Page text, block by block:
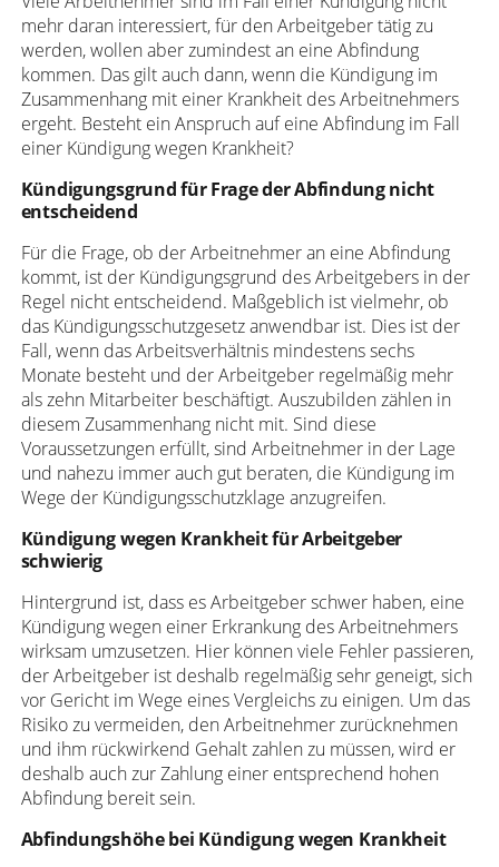
mehr daran interessiert, für den Arbeitgeber tätig zu
werden, wollen aber zumindest an eine Abfindung
kommen. Das gilt auch dann, wenn die Kündigung im
Zusammenhang mit einer Krankheit des Arbeitnehmers
ergeht. Besteht ein Anspruch auf eine Abfindung im Fall
einer Kündigung wegen Krankheit?
Kündigungsgrund für Frage der Abfindung nicht
entscheidend
Für die Frage, ob der Arbeitnehmer an eine Abfindung
kommt, ist der Kündigungsgrund des Arbeitgebers in der
Regel nicht entscheidend. Maßgeblich ist vielmehr, ob
das Kündigungsschutzgesetz anwendbar ist. Dies ist der
Fall, wenn das Arbeitsverhältnis mindestens sechs
Monate besteht und der Arbeitgeber regelmäßig mehr
als zehn Mitarbeiter beschäftigt. Auszubilden zählen in
diesem Zusammenhang nicht mit. Sind diese
Voraussetzungen erfüllt, sind Arbeitnehmer in der Lage
und nahezu immer auch gut beraten, die Kündigung im
Wege der Kündigungsschutzklage anzugreifen.
Kündigung wegen Krankheit für Arbeitgeber
schwierig
Hintergrund ist, dass es Arbeitgeber schwer haben, eine
Kündigung wegen einer Erkrankung des Arbeitnehmers
wirksam umzusetzen. Hier können viele Fehler passieren,
der Arbeitgeber ist deshalb regelmäßig sehr geneigt, sich
vor Gericht im Wege eines Vergleichs zu einigen. Um das
Risiko zu vermeiden, den Arbeitnehmer zurücknehmen
und ihm rückwirkend Gehalt zahlen zu müssen, wird er
deshalb auch zur Zahlung einer entsprechend hohen
Abfindung bereit sein.
Abfindungshöhe bei Kündigung wegen Krankheit